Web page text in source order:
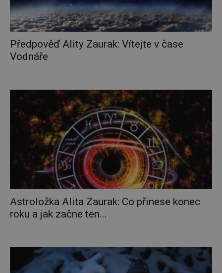
Předpověď Ality Zaurak: Vítejte v čase
Vodnáře
Astroložka Alita Zaurak: Co přinese konec
roku a jak začne ten...